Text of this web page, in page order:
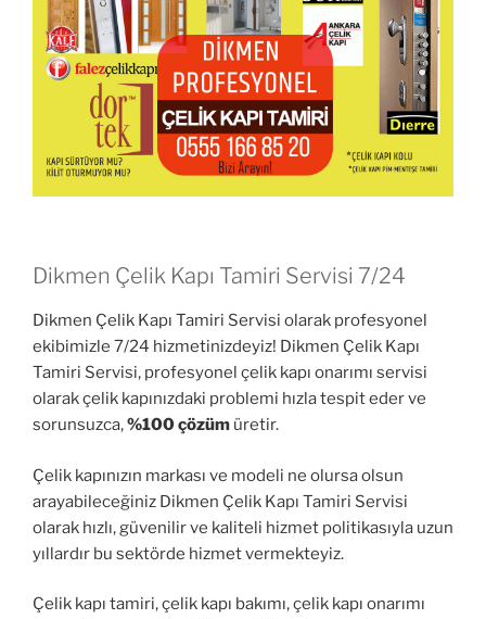
Dikmen Çelik Kapı Tamiri Servisi 7/24
Dikmen Çelik Kapı Tamiri Servisi olarak profesyonel
ekibimizle 7/24 hizmetinizdeyiz! Dikmen Çelik Kapı
Tamiri Servisi, profesyonel çelik kapı onarımı servisi
olarak çelik kapınızdaki problemi hızla tespit eder ve
sorunsuzca,%100 çözüm üretir.
Çelik kapınızın markası ve modeli ne olursa olsun
arayabileceğiniz Dikmen Çelik Kapı Tamiri Servisi
olarak hızlı, güvenilir ve kaliteli hizmet politikasıyla uzun
yıllardır bu sektörde hizmet vermekteyiz.
Çelik kapı tamiri, çelik kapı bakımı, çelik kapı onarımı